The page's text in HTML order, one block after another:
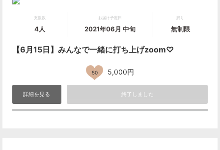
支援数
4人
お届け予定日
2021年06月 中旬
残り
無制限
【6月15日】みんなで一緒に打ち上げzoom♡
50 5,000円
詳細を見る 終了しました